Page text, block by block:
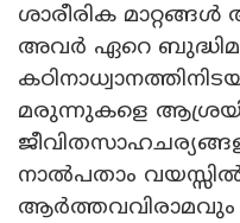
ശാരീരിക
അവർ ഏറെ
മരുന്നുകളെ
നാൽപതാം
ആർത്തവവിരാമവും